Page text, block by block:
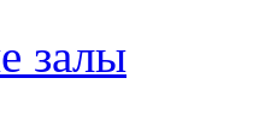
залы